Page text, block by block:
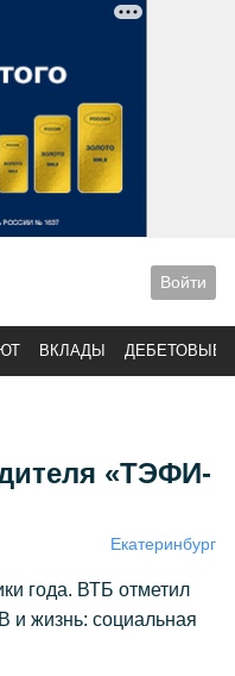
Войти
ВКЛАДЫ ДЕБЕТОВЫЕ
«ТЭФИ-
Екатеринбург
года. ВТБ отметил
и жизнь: социальная